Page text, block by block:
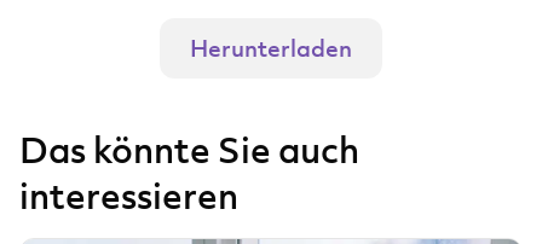
Herunterladen
Das könnte Sie auch
interessieren